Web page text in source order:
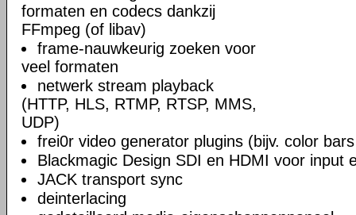
formaten en codecs dankzij
FFmpeg (of libav)
frame-nauwkeurig zoeken voor
veel formaten
netwerk stream playback
(HTTP, HLS, RTMP, RTSP, MMS,
UDP)
frei0r video generator plugins (bijv. color
Blackmagic Design SDI en HDMI voor input
JACK transport sync
deinterlacing